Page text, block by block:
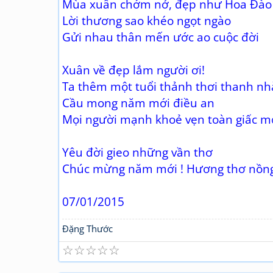
Mùa xuân chớm nở, đẹp như Hoa Đào
Lời thương sao khéo ngọt ngào
Gửi nhau thân mến ước ao cuộc đời
Xuân về đẹp lắm người ơi!
Ta thêm một tuổi thảnh thơi thanh
Cầu mong năm mới điều an
Mọi người mạnh khoẻ vẹn toàn giấc
Yêu đời gieo những vần thơ
Chúc mừng năm mới ! Hương thơ
07/01/2015
Đặng Thước
☆
☆
☆
☆
☆